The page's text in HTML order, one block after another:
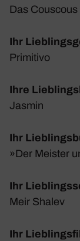
Das
Ihr
Primi­tivo
Ihre
Jasmin
Ihr
»Der Meister
Ihr
Meir Shalev
Ihr